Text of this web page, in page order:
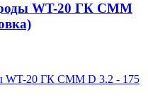
WT-20 ГК СММ